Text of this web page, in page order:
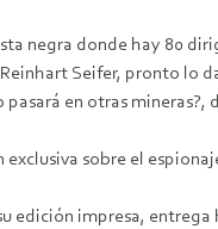
negra donde hay 80
Seifer, pronto lo
pasará en otras
exclusiva sobre el
edición impresa,